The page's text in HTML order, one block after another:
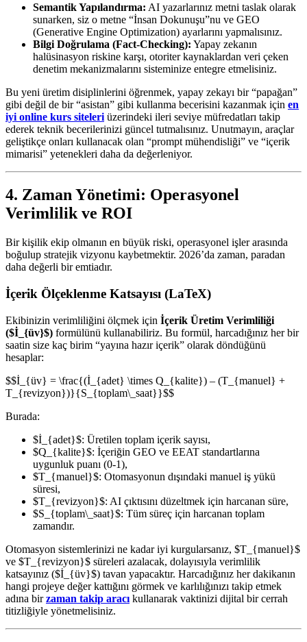
Semantik Yapılandırma: AI yazarlarınız metni taslak olarak
sunarken, siz o metne “İnsan Dokunuşu”nu ve GEO
(Generative Engine Optimization) ayarlarını yapmalısınız.
Bilgi Doğrulama (Fact-Checking): Yapay zekanın
halüsinasyon riskine karşı, otoriter kaynaklardan veri çeken
denetim mekanizmalarını sisteminize entegre etmelisiniz.
Bu yeni üretim disiplinlerini öğrenmek, yapay zekayı bir “papağan”
gibi değil de bir “asistan” gibi kullanma becerisini kazanmak için en
iyi online kurs siteleri üzerindeki ileri seviye müfredatları takip
ederek teknik becerilerinizi güncel tutmalısınız. Unutmayın, araçlar
geliştikçe onları kullanacak olan “prompt mühendisliği” ve “içerik
mimarisi” yetenekleri daha da değerleniyor.
4. Zaman Yönetimi: Operasyonel
Verimlilik ve ROI
Bir kişilik ekip olmanın en büyük riski, operasyonel işler arasında
boğulup stratejik vizyonu kaybetmektir. 2026’da zaman, paradan
daha değerli bir emtiadır.
İçerik Ölçeklenme Katsayısı (LaTeX)
Ekibinizin verimliliğini ölçmek için İçerik Üretim Verimliliği
($İ_{üv}$) formülünü kullanabiliriz. Bu formül, harcadığınız her bir
saatin size kaç birim “yayına hazır içerik” olarak döndüğünü
hesaplar:
$$İ_{üv} = \frac{(İ_{adet} \times Q_{kalite}) – (T_{manuel} +
T_{revizyon})}{S_{toplam\_saat}}$$
Burada:
$İ_{adet}$: Üretilen toplam içerik sayısı,
$Q_{kalite}$: İçeriğin GEO ve EEAT standartlarına
uygunluk puanı (0-1),
$T_{manuel}$: Otomasyonun dışındaki manuel iş yükü
süresi,
$T_{revizyon}$: AI çıktısını düzeltmek için harcanan süre,
$S_{toplam\_saat}$: Tüm süreç için harcanan toplam
zamandır.
Otomasyon sistemlerinizi ne kadar iyi kurgularsanız, $T_{manuel}$
ve $T_{revizyon}$ süreleri azalacak, dolayısıyla verimlilik
katsayınız ($İ_{üv}$) tavan yapacaktır. Harcadığınız her dakikanın
hangi projeye değer kattığını görmek ve karlılığınızı takip etmek
adına birzaman takip aracı kullanarak vaktinizi dijital bir cerrah
titizliğiyle yönetmelisiniz.